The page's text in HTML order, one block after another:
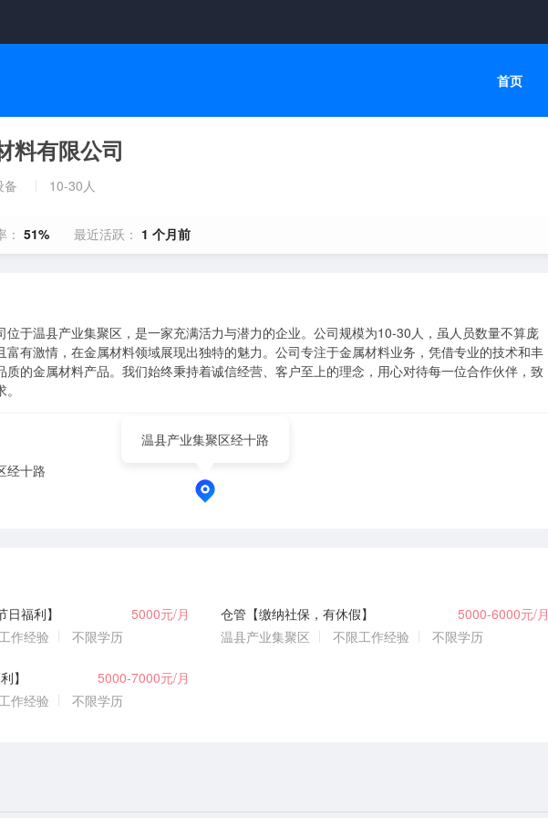
首页
料有限公司
备 10-30人
51% 最近活跃： 1 个月前
位于温县产业集聚区，是一家充满活力与潜力的企业。公司规模为10-30人，虽人员数量不算庞
富有激情，在金属材料领域展现出独特的魅力。公司专注于金属材料业务，凭借专业的技术和丰
质的金属材料产品。我们始终秉持着诚信经营、客户至上的理念，用心对待每一位合作伙伴，致
经十路
温县产业集聚区经十路
福利】
5000元/月
作经验 不限学历
仓管【缴纳社保，有休假】
5000-6000元/月
温县产业集聚区
不限工作经验 不限学历
】
5000-7000元/月
作经验 不限学历